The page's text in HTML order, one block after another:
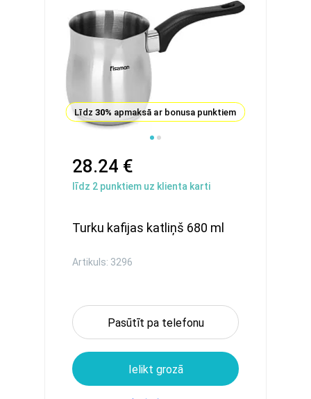
Līdz 30% apmaksā ar bonusa punktiem
28.24 €
līdz 2 punktiem uz klienta karti
Turku kafijas katliņš 680 ml
Artikuls: 3296
Pasūtīt pa telefonu
Ielikt grozā